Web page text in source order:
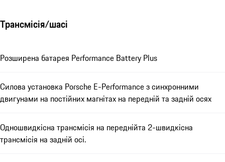
Трансмісія/шасі
Розширена батарея Performance Battery Plus
Силова установка Porsche E-Performance з синхронними
двигунами на постійних магнітах на передній та задній осях
Одношвидкісна трансмісія на переднійта 2-швидкісна
трансмісія на задній осі.